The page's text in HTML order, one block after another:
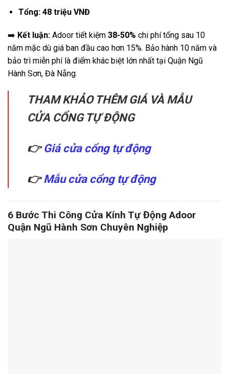
Tổng: 48 triệu VNĐ
➡️ Kết luận: Adoor tiết kiệm 38-50% chi phí tổng sau 10
năm mặc dù giá ban đầu cao hơn 15%. Bảo hành 10 năm và
bảo trì miễn phí là điểm khác biệt lớn nhất tại Quận Ngũ
Hành Sơn, Đà Nẵng.
THAM KHẢO THÊM GIÁ VÀ MẪU
CỬA CỔNG TỰ ĐỘNG
👉Giá cửa cổng tự động
👉Mẫu cửa cổng tự động
6 Bước Thi Công Cửa Kính Tự Động Adoor
Quận Ngũ Hành Sơn Chuyên Nghiệp